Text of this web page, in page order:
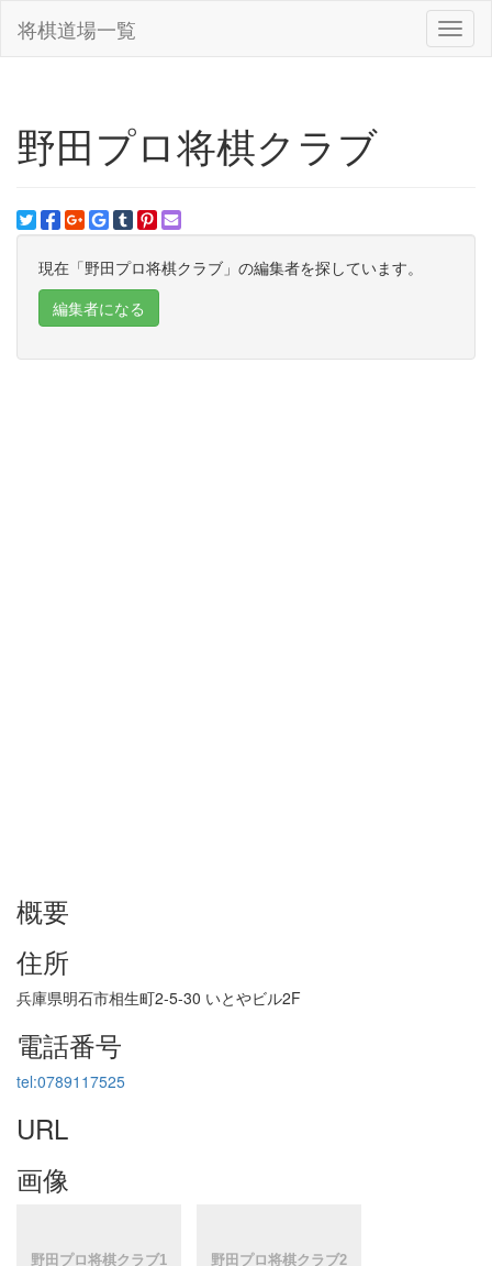
将棋道場一覧
野田プロ将棋クラブ
現在「野田プロ将棋クラブ」の編集者を探しています。
編集者になる
概要
住所
兵庫県明石市相生町2-5-30 いとやビル2F
電話番号
tel:0789117525
URL
画像